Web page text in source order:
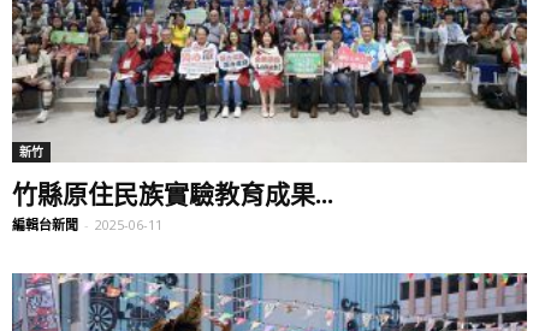
新竹
竹縣原住民族實驗教育成果...
編輯台新聞 - 2025-06-11